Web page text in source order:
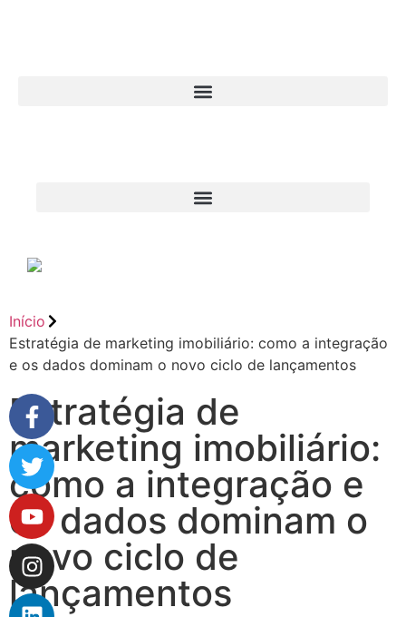
Início
Estratégia de marketing imobiliário: como a integração
e os dados dominam o novo ciclo de lançamentos
Estratégia de
marketing imobiliário:
como a integração e
os dados dominam o
novo ciclo de
lançamentos